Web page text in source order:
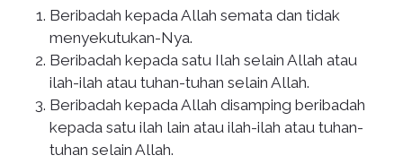
Beribadah kepada Allah semata dan tidak
menyekutukan-Nya.
Beribadah kepada satu Ilah selain Allah atau
ilah-ilah atau tuhan-tuhan selain Allah.
Beribadah kepada Allah disamping beribadah
kepada satu ilah lain atau ilah-ilah atau tuhan-
tuhan selain Allah.